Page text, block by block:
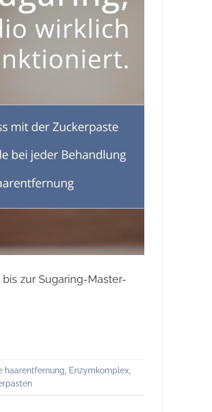
zur Sugaring-Master-
haarentfernung Enzymkomplex